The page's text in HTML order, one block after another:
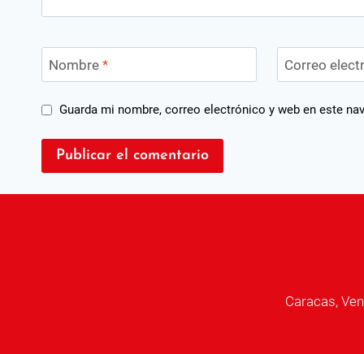
Nombre * Correo
Guarda mi nombre, correo electrónico y web en este
Caracas,